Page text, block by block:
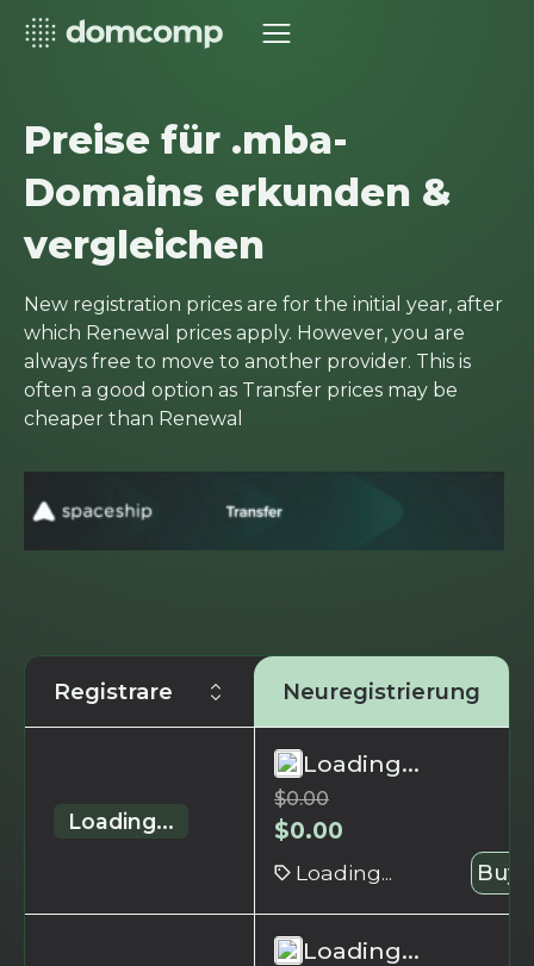
Preise für .mba-
Domains erkunden &
vergleichen
New registration prices are for the initial year, after
which Renewal prices apply. However, you are
always free to move to another provider. This is
often a good option as Transfer prices may be
cheaper than Renewal
Registrare Neuregistrierung
Loading...
Loading...
$0.00
$0.00
Loading... Buy
Loading...